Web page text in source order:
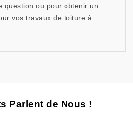
question ou pour obtenir un
vos travaux de toiture à
Parlent de Nous !